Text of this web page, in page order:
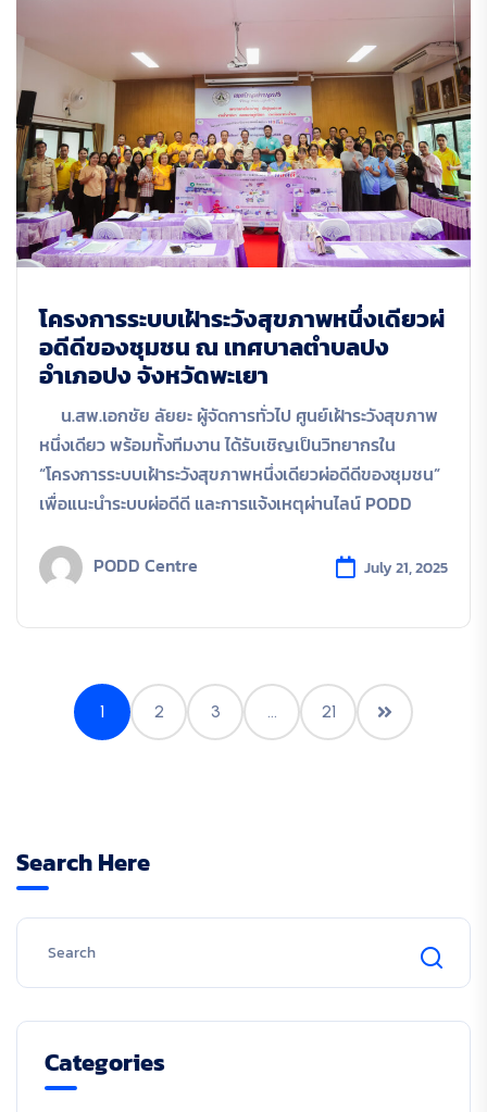
โครงการระบบเฝ้าระวังสุขภาพหนึ่งเดียวผ่
อดีดีของชุมชน ณ เทศบาลตำบลปง
อำเภอปง จังหวัดพะเยา
น.สพ.เอกชัย ลัยยะ ผู้จัดการทั่วไป ศูนย์เฝ้าระวังสุขภาพ
หนึ่งเดียว พร้อมทั้งทีมงาน ได้รับเชิญเป็นวิทยากรใน
“โครงการระบบเฝ้าระวังสุขภาพหนึ่งเดียวผ่อดีดีของชุมชน”
เพื่อแนะนำระบบผ่อดีดี และการแจ้งเหตุผ่านไลน์ PODD
PODD Centre July 21, 2025
1 2 3 … 21
Search Here
Categories